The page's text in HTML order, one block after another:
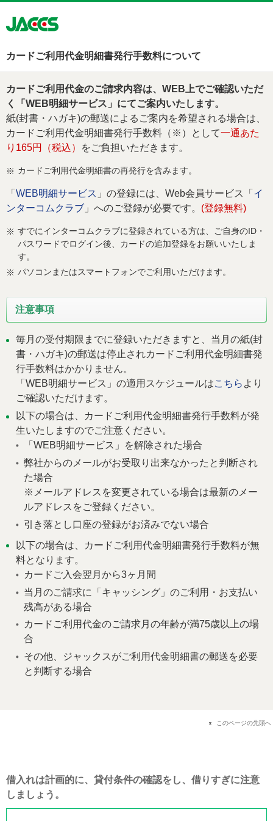
カードご利用代金明細書発行手数料について
カードご利用代金のご請求内容は、WEB上でご確認いただ
く「WEB明細サービス」にてご案内いたします。
紙(封書・ハガキ)の郵送によるご案内を希望される場合は、
カードご利用代金明細書発行手数料（※）として一通あた
り165円（税込）
をご負担いただきます。
※ カードご利用代金明細書の再発行を含みます。
「 WEB明細サービス 」の登録には、Web会員サービス「 イ
ンターコムクラブ 」へのご登録が必要です。 (登録無料)
※ すでにインターコムクラブに登録されている方は、ご自身のID・
パスワードでログイン後、カードの追加登録をお願いいたしま
す。
※ パソコンまたはスマートフォンでご利用いただけます。
注意事項
毎月の受付期限までに登録いただきますと、当月の紙(封
書・ハガキ)の郵送は停止されカードご利用代金明細書発
行手数料はかかりません。
「WEB明細サービス」の適用スケジュールはこちら より
ご確認いただけます。
以下の場合は、カードご利用代金明細書発行手数料が発
生いたしますのでご注意ください。
「WEB明細サービス」を解除された場合
弊社からのメールがお受取り出来なかったと判断され
た場合
※メールアドレスを変更されている場合は最新のメー
ルアドレスをご登録ください。
引き落とし口座の登録がお済みでない場合
以下の場合は、カードご利用代金明細書発行手数料が無
料となります。
カードご入会翌月から3ヶ月間
当月のご請求に「キャッシング」のご利用・お支払い
残高がある場合
カードご利用代金のご請求月の年齢が満75歳以上の場
合
その他、ジャックスがご利用代金明細書の郵送を必要
と判断する場合
このページの先頭へ
借入れは計画的に、貸付条件の確認をし、借りすぎに注意
しましょう。